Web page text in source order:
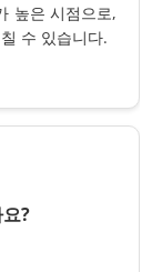
높은 시점으로,
수 있습니다.
?